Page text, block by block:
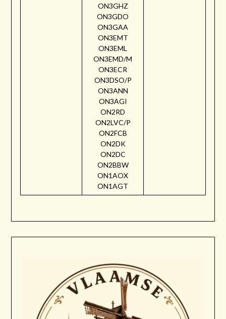
ON3GHZ
ON3GDO
ON3GAA
ON3EMT
ON3EML
ON3EMD/M
ON3ECR
ON3DSO/P
ON3ANN
ON3AGI
ON2RD
ON2LVC/P
ON2FCB
ON2DK
ON2DC
ON2BBW
ON1AOX
ON1AGT